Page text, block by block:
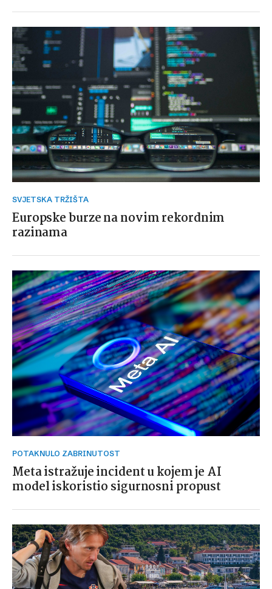
SVJETSKA TRŽIŠTA
Europske burze na novim rekordnim
razinama
POTAKNULO ZABRINUTOST
Meta istražuje incident u kojem je AI
model iskoristio sigurnosni propust